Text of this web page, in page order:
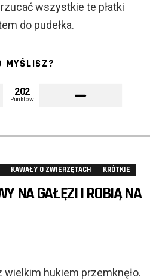
wszystkie te płatki
do pudełka.
MYŚLISZ?
202
Punktów
KAWAŁY O ZWIERZĘTACH KRÓTKIE
NA GAŁĘZI I ROBIĄ NA
wielkim hukiem przemknęło.